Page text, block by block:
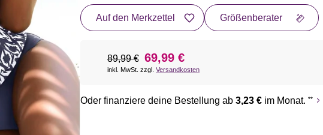
Auf den Merkzettel Größenberater
89,99 € 69,99 €
inkl. MwSt. zzgl. Versandkosten
Oder finanziere deine Bestellung ab 3,23 € im Monat. **